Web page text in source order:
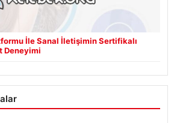
İle Sanal İletişimin Sertifikalı
Deneyimi